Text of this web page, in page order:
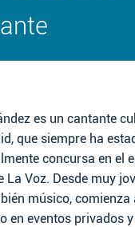
es un cantante
que siempre ha
concursa en el
La Voz. Desde muy
músico,
en eventos privados